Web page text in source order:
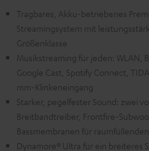
Tragbares, Akku-betriebenes
Streamingsystem mit
Größenklasse
Musikstreaming für jeden: WLAN,
Google Cast, Spotify Connect,
mm-Klinkeneingang
Starker, pegelfester Sound: zwei
Breitbandtreiber, Frontfire-
Bassmembranen für
Dynamore® Ultra für ein breiteres